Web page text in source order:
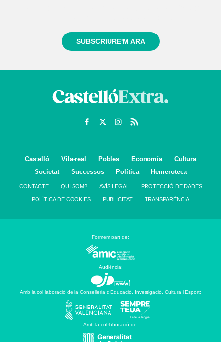
SUBSCRIURE'M ARA
Castelló Vila-real Pobles Economía
Cultura
Societat
Successos Política Hemeroteca
CONTACTE QUI SOM? AVÍS LEGAL PROTECCIÓ DE DADES
POLÍTICA DE COOKIES PUBLICITAT TRANSPARÈNCIA
Formem part de:
Audiència:
Amb la col·laboració de la Conselleria d’Educació, Investigació, Cultura i Esport:
Amb la col·laboració de: